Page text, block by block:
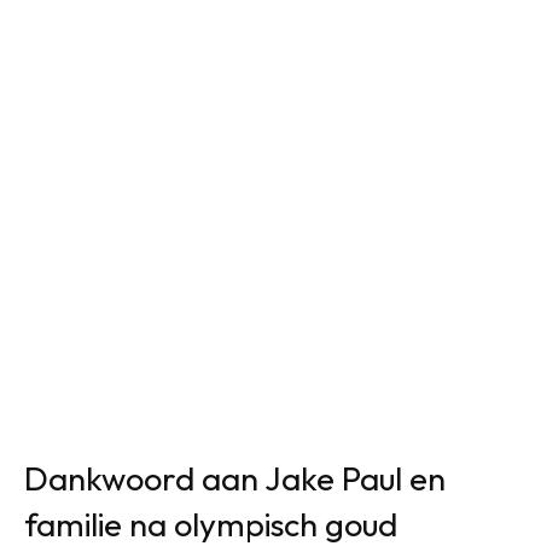
Dankwoord aan Jake Paul en
familie na olympisch goud